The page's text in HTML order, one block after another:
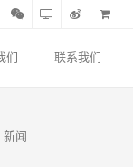
们 联系我们
新闻